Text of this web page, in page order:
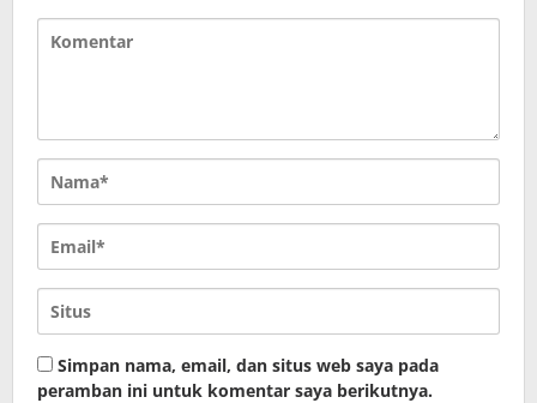
Simpan nama, email, dan situs web saya pada
peramban ini untuk komentar saya berikutnya.